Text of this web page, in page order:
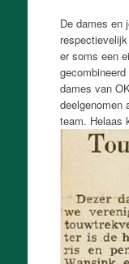
De dames en
er soms een
dames van
deelgenomen
team. Helaas